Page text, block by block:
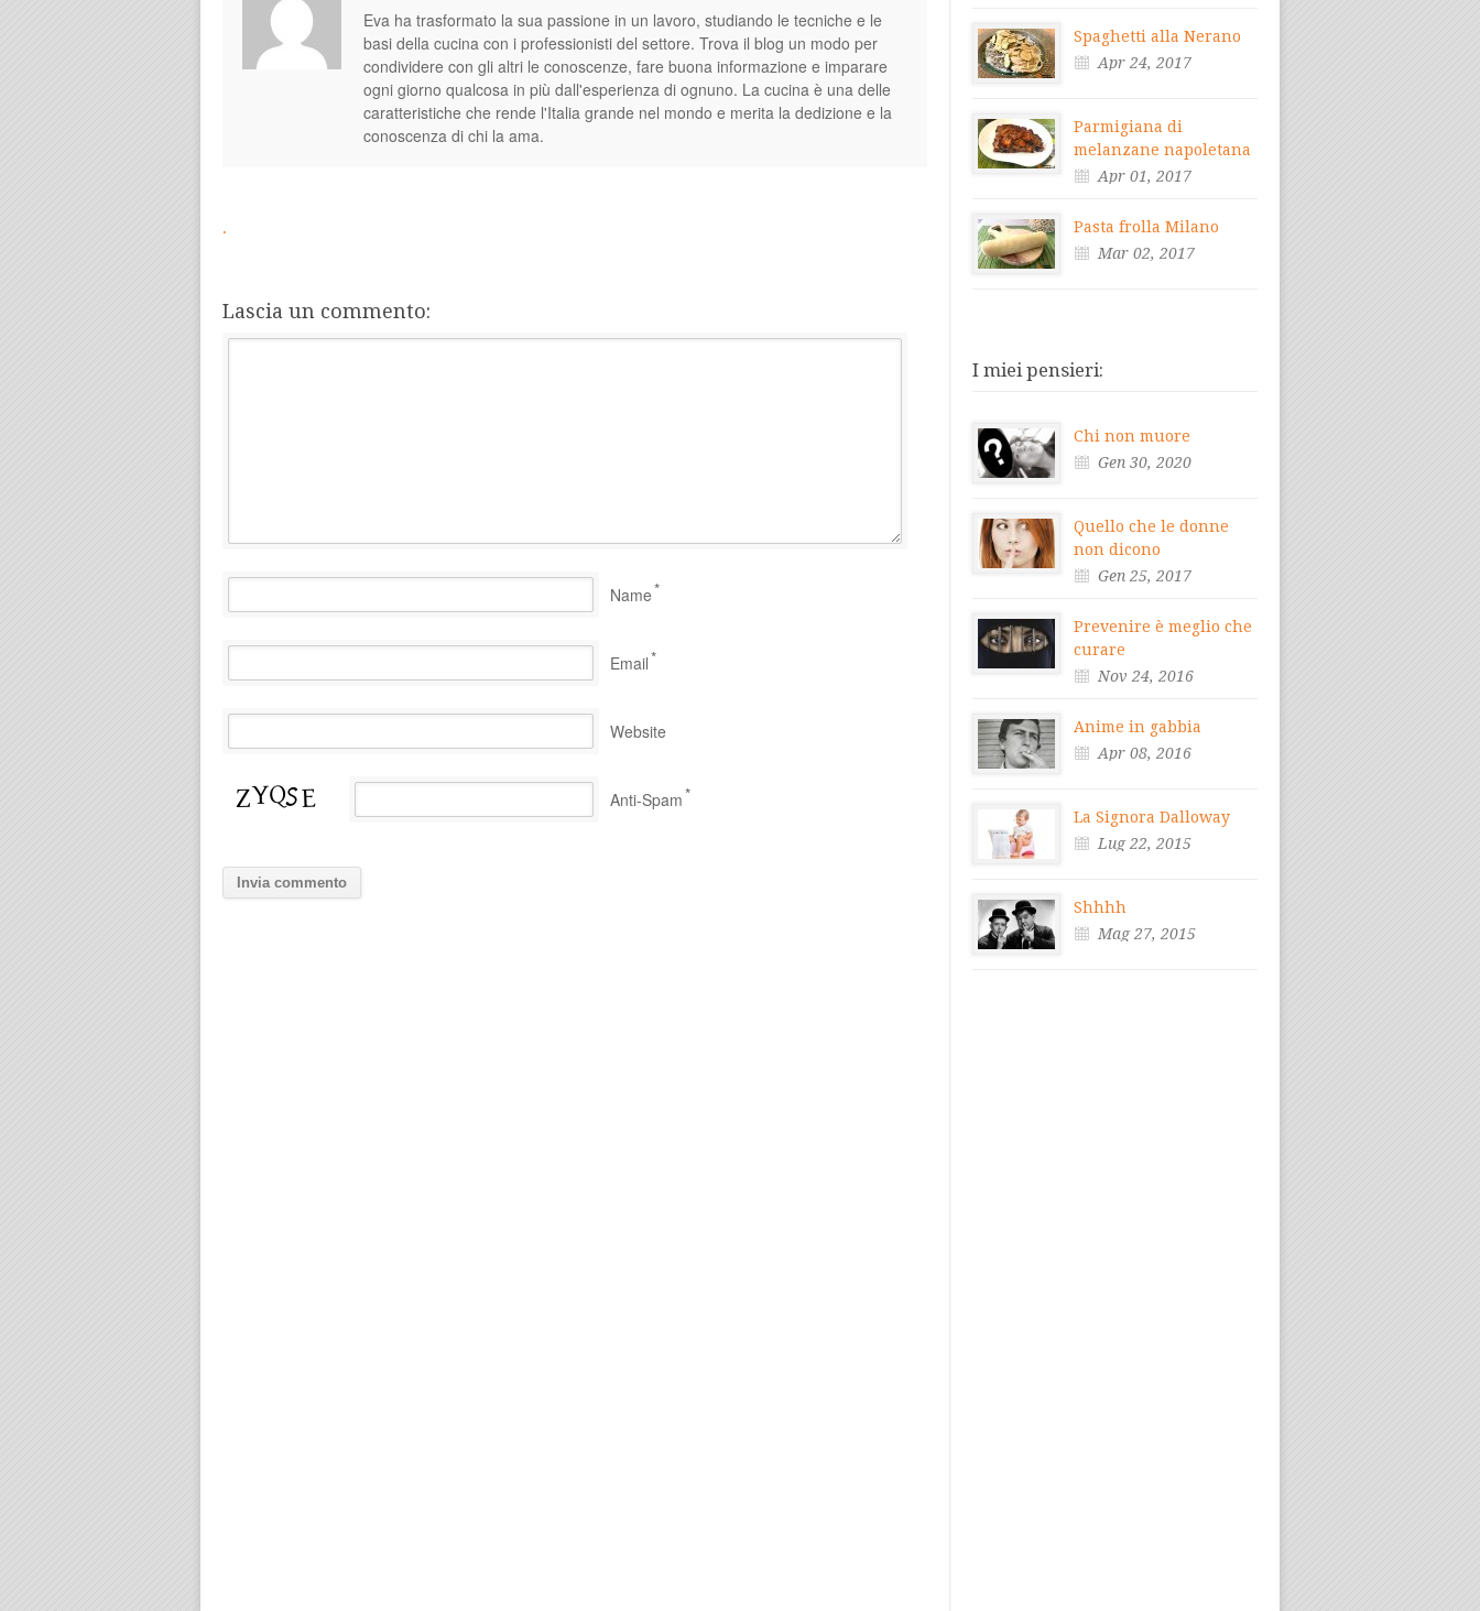
Eva ha trasformato la sua passione in un lavoro, studiando le tecniche e le
basi della cucina con i professionisti del settore. Trova il blog un modo per
condividere con gli altri le conoscenze, fare buona informazione e imparare
ogni giorno qualcosa in più dall'esperienza di ognuno. La cucina è una delle
caratteristiche che rende l'Italia grande nel mondo e merita la dedizione e la
conoscenza di chi la ama.
.
Lascia un commento:
Name*
Email*
Website
Anti-Spam*
Spaghetti alla Nerano
Apr 24, 2017
Parmigiana di
melanzane napoletana
Apr 01, 2017
Pasta frolla Milano
Mar 02, 2017
I miei pensieri:
Chi non muore
Gen 30, 2020
Quello che le donne
non dicono
Gen 25, 2017
Prevenire è meglio che
curare
Nov 24, 2016
Anime in gabbia
Apr 08, 2016
La Signora Dalloway
Lug 22, 2015
Shhhh
Mag 27, 2015